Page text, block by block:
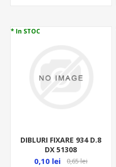
* In STOC
DIBLURI FIXARE 934 D.8
DX 51308
0,10 lei 0,65 lei